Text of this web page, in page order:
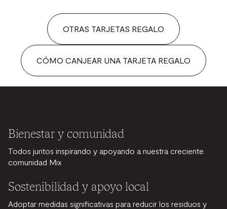
OTRAS TARJETAS REGALO
CÓMO CANJEAR UNA TARJETA REGALO
Bienestar y comunidad
Todos juntos inspirando y apoyando a nuestra creciente
comunidad Mix
Sostenibilidad y apoyo local
Adoptar medidas significativas para reducir los residuos y